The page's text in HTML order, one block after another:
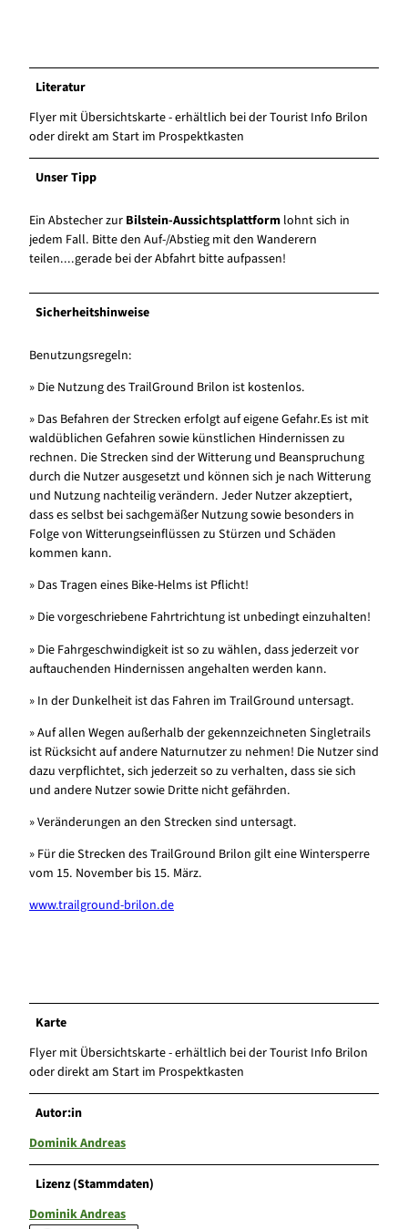
Literatur
Flyer mit Übersichtskarte - erhältlich bei der Tourist Info Brilon
oder direkt am Start im Prospektkasten
Unser Tipp
Ein Abstecher zur Bilstein-Aussichtsplattform lohnt sich in
jedem Fall. Bitte den Auf-/Abstieg mit den Wanderern
teilen....gerade bei der Abfahrt bitte aufpassen!
Sicherheitshinweise
Benutzungsregeln:
» Die Nutzung des TrailGround Brilon ist kostenlos.
» Das Befahren der Strecken erfolgt auf eigene Gefahr.Es ist mit
waldüblichen Gefahren sowie künstlichen Hindernissen zu
rechnen. Die Strecken sind der Witterung und Beanspruchung
durch die Nutzer ausgesetzt und können sich je nach Witterung
und Nutzung nachteilig verändern. Jeder Nutzer akzeptiert,
dass es selbst bei sachgemäßer Nutzung sowie besonders in
Folge von Witterungseinflüssen zu Stürzen und Schäden
kommen kann.
» Das Tragen eines Bike-Helms ist Pflicht!
» Die vorgeschriebene Fahrtrichtung ist unbedingt einzuhalten!
» Die Fahrgeschwindigkeit ist so zu wählen, dass jederzeit vor
auftauchenden Hindernissen angehalten werden kann.
» In der Dunkelheit ist das Fahren im TrailGround untersagt.
» Auf allen Wegen außerhalb der gekennzeichneten Singletrails
ist Rücksicht auf andere Naturnutzer zu nehmen! Die Nutzer sind
dazu verpflichtet, sich jederzeit so zu verhalten, dass sie sich
und andere Nutzer sowie Dritte nicht gefährden.
» Veränderungen an den Strecken sind untersagt.
» Für die Strecken des TrailGround Brilon gilt eine Wintersperre
vom 15. November bis 15. März.
www.trailground-brilon.de
Karte
Flyer mit Übersichtskarte - erhältlich bei der Tourist Info Brilon
oder direkt am Start im Prospektkasten
Autor:in
Dominik Andreas
Lizenz (Stammdaten)
Dominik Andreas